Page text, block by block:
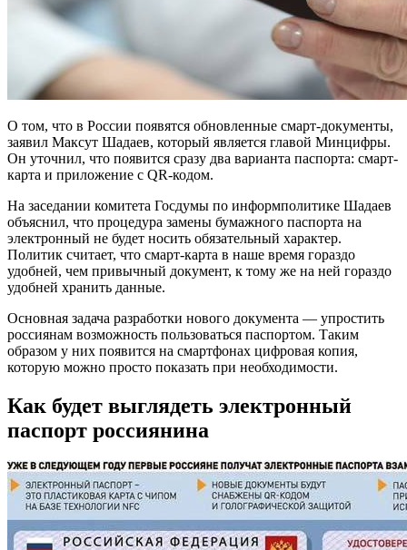
О том, что в России появятся обновленные смарт-документы,
заявил Максут Шадаев, который является главой Минцифры.
Он уточнил, что появится сразу два варианта паспорта: смарт-
карта и приложение с QR-кодом.
На заседании комитета Госдумы по информполитике Шадаев
объяснил, что процедура замены бумажного паспорта на
электронный не будет носить обязательный характер.
Политик считает, что смарт-карта в наше время гораздо
удобней, чем привычный документ, к тому же на ней гораздо
удобней хранить данные.
Основная задача разработки нового документа — упростить
россиянам возможность пользоваться паспортом. Таким
образом у них появится на смартфонах цифровая копия,
которую можно просто показать при необходимости.
Как будет выглядеть электронный
паспорт россиянина